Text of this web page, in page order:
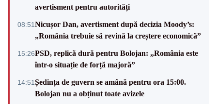
avertisment pentru autorități
08:51Nicușor Dan, avertisment după decizia Moody’s:
„România trebuie să revină la creștere economică”
15:26PSD, replică dură pentru Bolojan: „România este
într-o situație de forță majoră”
14:51Ședința de guvern se amână pentru ora 15:00.
Bolojan nu a obținut toate avizele